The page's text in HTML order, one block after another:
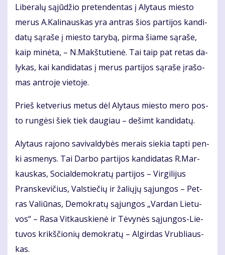
Li­be­ra­lų są­jū­džio pre­ten­den­tas į Aly­taus mies­to
me­rus A.Ka­li­naus­kas yra ant­ras šios par­ti­jos kan­di­
da­tų są­ra­še į mies­to ta­ry­bą, pir­ma šia­me są­ra­še,
kaip mi­nė­ta, – N.Makš­tu­tie­nė. Tai taip pat re­tas da­
ly­kas, kai kan­di­da­tas į me­rus par­ti­jos są­ra­še įra­šo­
mas ant­ro­je vie­to­je.
Prieš ket­ve­rius me­tus dėl Aly­taus mies­to me­ro pos­
to run­gė­si šiek tiek dau­giau – de­šimt kan­di­da­tų.
Aly­taus ra­jo­no sa­vi­val­dy­bės me­rais sie­kia tap­ti pen­
ki as­me­nys. Tai Dar­bo par­ti­jos kan­di­da­tas R.Mar­
kaus­kas, So­cial­de­mok­ra­tų par­ti­jos – Vir­gi­li­jus
Prans­ke­vi­čius, Vals­tie­čių ir ža­lių­jų są­jun­gos – Pet­
ras Va­liū­nas, De­mok­ra­tų są­jun­gos „Var­dan Lie­tu­
vos“ – Ra­sa Vit­kaus­kie­nė ir Tė­vy­nės są­jun­gos-Lie­
tu­vos krikš­čio­nių de­mok­ra­tų – Al­gir­das Vrub­liaus­
kas.